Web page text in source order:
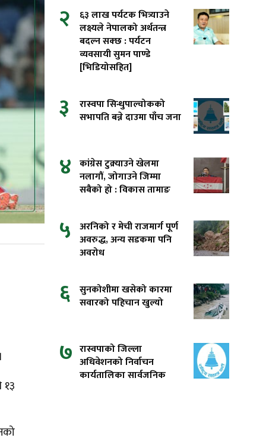
२
६३ लाख पर्यटक भित्र्याउने
लक्ष्यले नेपालको अर्थतन्त्र
बदल्न सक्छ : पर्यटन
व्यवसायी सुमन पाण्डे
[भिडियोसहित]
३
रास्वपा सिन्धुपाल्चोकको
सभापति बन्ने दाउमा पाँच जना
४ कांग्रेस टुक्र्याउने खेलमा
नलागौं, जोगाउने जिम्मा
सबैको हो : विकास तामाङ
५ अरनिको र मेची राजमार्ग पूर्ण
अवरुद्ध, अन्य सडकमा पनि
अवरोध
६ सुनकोशीमा खसेको कारमा
सवारको पहिचान खुल्यो
७ रास्वपाको जिल्ला
अधिवेशनको निर्वाचन
कार्यतालिका सार्वजनिक